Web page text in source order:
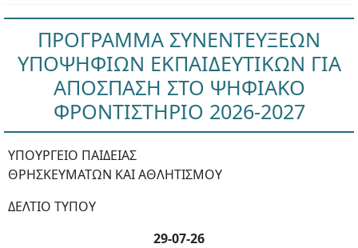
ΠΡΟΓΡΑΜΜΑ ΣΥΝΕΝΤΕΥΞΕΩΝ
ΥΠΟΨΗΦΙΩΝ ΕΚΠΑΙΔΕΥΤΙΚΩΝ ΓΙΑ
ΑΠΟΣΠΑΣΗ ΣΤΟ ΨΗΦΙΑΚΟ
ΦΡΟΝΤΙΣΤΗΡΙΟ 2026-2027
ΥΠΟΥΡΓΕΙΟ ΠΑΙΔΕΙΑΣ
ΘΡΗΣΚΕΥΜΑΤΩΝ ΚΑΙ ΑΘΛΗΤΙΣΜΟΥ
ΔΕΛΤΙΟ ΤΥΠΟΥ
29-07-26